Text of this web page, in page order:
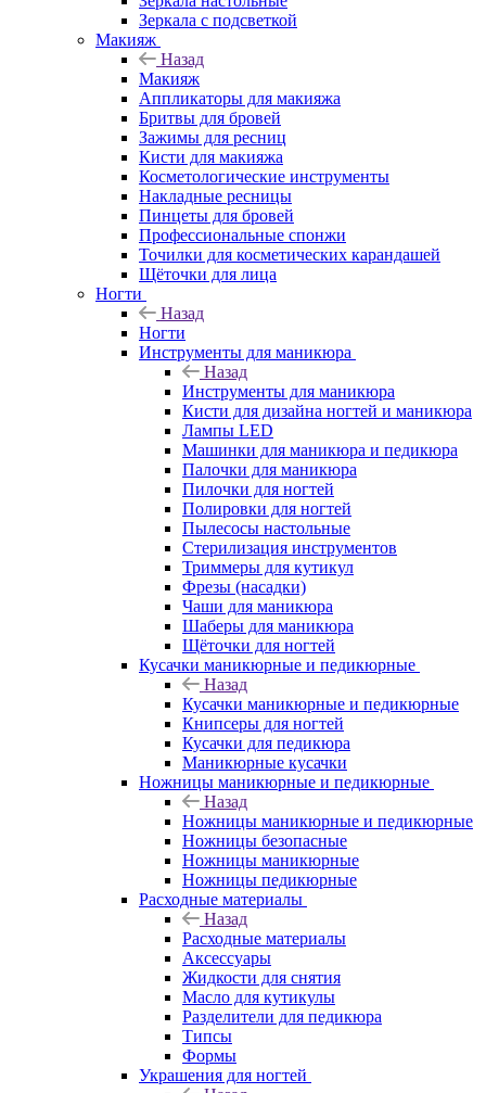
Зеркала с подсветкой
Макияж
Назад
Макияж
Аппликаторы для макияжа
Бритвы для бровей
Зажимы для ресниц
Кисти для макияжа
Косметологические инструменты
Накладные ресницы
Пинцеты для бровей
Профессиональные спонжи
Точилки для косметических карандашей
Щёточки для лица
Ногти
Назад
Ногти
Инструменты для маникюра
Назад
Инструменты для маникюра
Кисти для дизайна ногтей и маникюра
Лампы LED
Машинки для маникюра и педикюра
Палочки для маникюра
Пилочки для ногтей
Полировки для ногтей
Пылесосы настольные
Стерилизация инструментов
Триммеры для кутикул
Фрезы (насадки)
Чаши для маникюра
Шаберы для маникюра
Щёточки для ногтей
Кусачки маникюрные и педикюрные
Назад
Кусачки маникюрные и педикюрные
Книпсеры для ногтей
Кусачки для педикюра
Маникюрные кусачки
Ножницы маникюрные и педикюрные
Назад
Ножницы маникюрные и педикюрные
Ножницы безопасные
Ножницы маникюрные
Ножницы педикюрные
Расходные материалы
Назад
Расходные материалы
Аксессуары
Жидкости для снятия
Масло для кутикулы
Разделители для педикюра
Типсы
Формы
Украшения для ногтей